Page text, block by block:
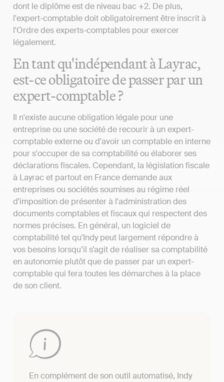
dont le diplôme est de niveau bac +2. De plus,
l'expert-comptable doit obligatoirement être inscrit à
l'Ordre des experts-comptables pour exercer
légalement.
En tant qu'indépendant à Layrac,
est-ce obligatoire de passer par un
expert-comptable ?
Il n'existe aucune obligation légale pour une
entreprise ou une société de recourir à un expert-
comptable externe ou d'avoir un comptable en interne
pour s'occuper de sa comptabilité ou élaborer ses
déclarations fiscales. Cependant, la législation fiscale
à Layrac et partout en France demande aux
entreprises ou sociétés soumises au régime réel
d'imposition de présenter à l'administration des
documents comptables et fiscaux qui respectent des
normes précises. En général, un logiciel de
comptabilité tel qu'Indy peut largement répondre à
vos besoins lorsqu’il s’agit de réaliser sa comptabilité
en autonomie plutôt que de passer par un expert-
comptable qui fera toutes les démarches à la place
de son client.
En complément de son outil automatisé, Indy